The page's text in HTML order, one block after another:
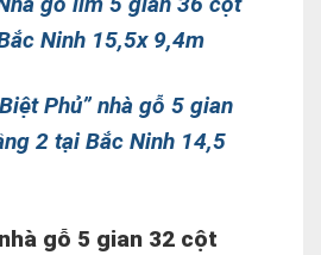
Ninh 15,5x 9,4m
Phủ” nhà gỗ 5 gian
2 tại Bắc Ninh 14,5
gỗ 5 gian 32 cột